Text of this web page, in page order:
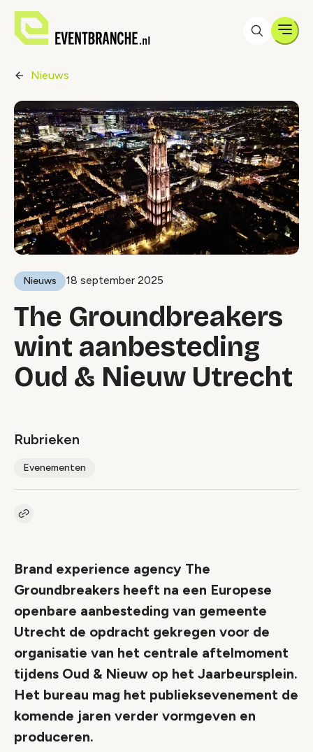
Nieuws
Nieuws 18 september 2025
The Groundbreakers
wint aanbesteding
Oud & Nieuw Utrecht
Rubrieken
Evenementen
Kopieer link naar artikel
Brand experience agency The
Groundbreakers heeft na een Europese
openbare aanbesteding van gemeente
Utrecht de opdracht gekregen voor de
organisatie van het centrale aftelmoment
tijdens Oud & Nieuw op het Jaarbeursplein.
Het bureau mag het publieksevenement de
komende jaren verder vormgeven en
produceren.